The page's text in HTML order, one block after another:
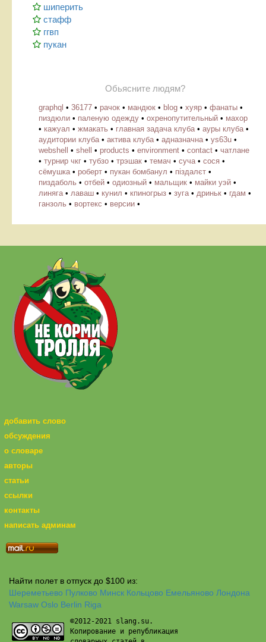
шиперить
стафф
ггвп
пукан
Обьясните людям?
graphql • 36177 • рачок • мандюк • blog • хуяр • фанаты •
пиздюли • паленую одежду • охренопутительный • махор
• кажуал • жмакать • главная задача клуба • ауры клуба •
аудитории клуба • актива клуба • адназначна • ys63u •
webshell
• shell • products • environment • contact • чатлане
• турнир чкг • тубзо • трэшак • темач • суча • сося •
сёмушка • роберт • пукан бомбанул • піздалєт •
пиздаболь • отбей • одиозный • мальщик • майки уэй •
линяга • лаваш • кунил • кпиногрыз • зуга • дриньк • гдам •
ганзоль • вортекс • версии •
добавить слово
обсуждения
о словаре
авторы
статьи
ссылки
контакты
написать админам
Найти полет в отпуск до $100 из:
Шереметьево Пулково Минск Кольцово Емельяново Лондона
Warsaw Oslo Berlin Riga
©2012-2021 slang.su.
Копирование и републикация